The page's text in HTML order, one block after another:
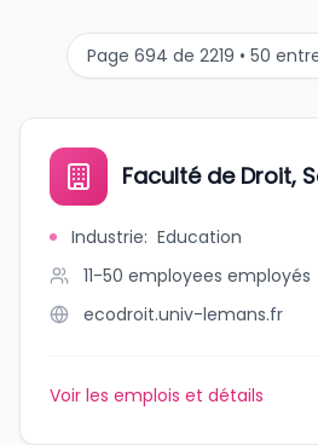
Page 694 de 2219 • 50
Faculté de Droit,
Industrie: Education
11-50 employees employés
ecodroit.univ-lemans.fr
Voir les emplois et détails